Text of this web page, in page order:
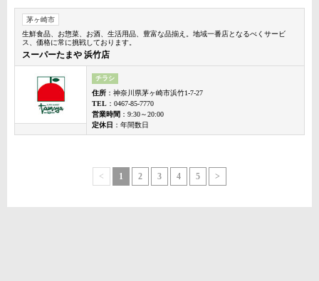
茅ヶ崎市
生鮮食品、お惣菜、お酒、生活用品、豊富な品揃え。地域一番店となるべくサービ
ス、価格に常に挑戦しております。
スーパーたまや 浜竹店
チラシ
住所 ：神奈川県茅ヶ崎市浜竹1-7-27
TEL ：0467-85-7770
営業時間 ：9:30～20:00
定休日 ：年間数日
< 1 2 3 4 5 >